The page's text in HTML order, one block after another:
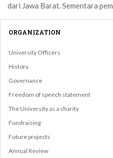
dari Jawa Barat. Sementara
ORGANIZATION
University Officers
History
Governance
Freedom of speech statement
The University as a charity
Fundraising
Future projects
Annual Review